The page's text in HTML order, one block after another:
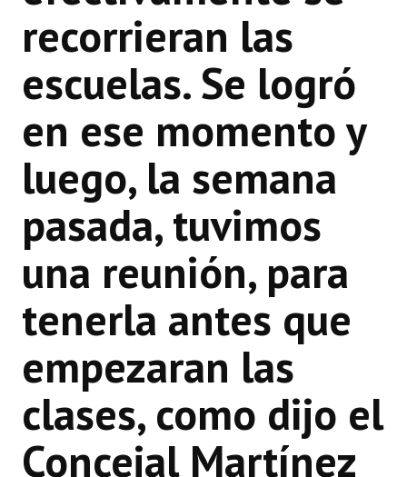
recorrieran las
escuelas. Se logró
en ese momento y
luego, la semana
pasada, tuvimos
una reunión, para
tenerla antes que
empezaran las
clases, como dijo el
Concejal Martínez